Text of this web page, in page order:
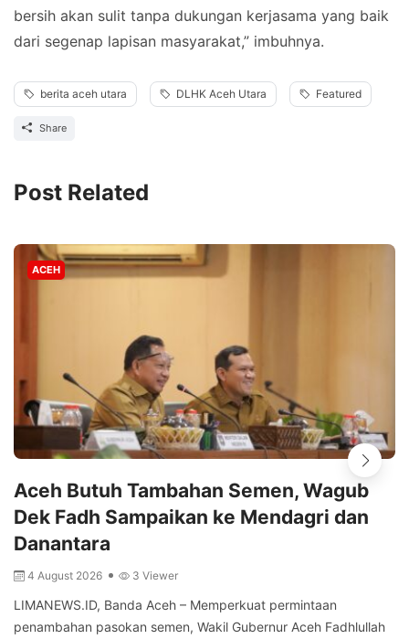
bersih akan sulit tanpa dukungan kerjasama yang baik
dari segenap lapisan masyarakat,” imbuhnya.
berita aceh utara DLHK Aceh Utara Featured
Share
Post Related
ACEH
Aceh Butuh Tambahan Semen, Wagub
Dek Fadh Sampaikan ke Mendagri dan
Danantara
4 August 2026 3 Viewer
LIMANEWS.ID, Banda Aceh – Memperkuat permintaan
penambahan pasokan semen, Wakil Gubernur Aceh Fadhlullah